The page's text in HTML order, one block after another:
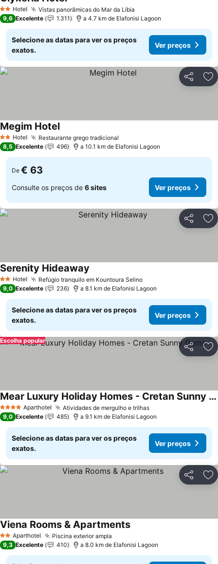
2 Estrelas
Hotel Vistas panorâmicas do Mar da Líbia
Ver preços
9,6 Excelente 1.311 a 4.7 km de Elafonisi Lagoon
Selecione as datas para ver os preços
exatos.
Ver preços
Partilhar
2 Estrelas
Hotel Restaurante grego tradicional
Megim HotelVer preços
8,5 Excelente 496 a 10.1 km de Elafonisi Lagoon
De € 63
Consulte os preços de 6 sites Ver preços
Partilhar
2 Estrelas
Hotel Refúgio tranquilo em Kountoura SelinoVer preços
Serenity Hideaway
9,0 Excelente 236 a 8.1 km de Elafonisi Lagoon
Selecione as datas para ver os preços
exatos.
Ver preços
Partilhar
Escolha popular
4 EstrelasAparthotel Atividades de mergulho e trilhasVer preços
Mear Luxury Holiday Homes - Cretan Sunny Gems
Ver preços
9,0 Excelente 485 a 9.1 km de Elafonisi Lagoon
Selecione as datas para ver os preços
exatos.
Ver preços
Partilhar
2 EstrelasAparthotel Piscina exterior ampla
Viena Rooms & ApartmentsVer preços
9,3 Excelente 410 a 8.0 km de Elafonisi Lagoon